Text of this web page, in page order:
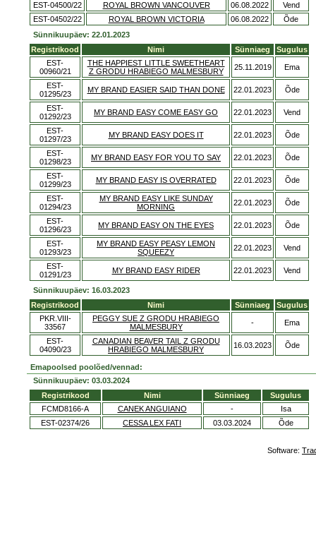
EST-04500/22
ROYAL BROWN VANCOUVER 06.08.2022
Vend
EST-04502/22
ROYAL BROWN VICTORIA 06.08.2022
Õde
Sünnikuupäev: 22.01.2023
Registrikood
Nimi Sünniaeg
Sugulus
EST-
00960/21
THE HAPPIEST LITTLE SWEETHEART
Z GRODU HRABIEGO MALMESBURY
25.11.2019 Ema
EST-
01295/23
MY BRAND EASIER SAID THAN DONE 22.01.2023 Õde
EST-
01292/23
MY BRAND EASY COME EASY GO 22.01.2023 Vend
EST-
01297/23
MY BRAND EASY DOES IT 22.01.2023 Õde
EST-
01298/23
MY BRAND EASY FOR YOU TO SAY 22.01.2023 Õde
EST-
01299/23
MY BRAND EASY IS OVERRATED 22.01.2023 Õde
EST-
01294/23
MY BRAND EASY LIKE SUNDAY
MORNING
22.01.2023 Õde
EST-
01296/23
MY BRAND EASY ON THE EYES 22.01.2023 Õde
EST-
01293/23
MY BRAND EASY PEASY LEMON
SQUEEZY
22.01.2023 Vend
EST-
01291/23
MY BRAND EASY RIDER 22.01.2023 Vend
Sünnikuupäev: 16.03.2023
Registrikood
Nimi Sünniaeg
Sugulus
PKR.VIII-
33567
PEGGY SUE Z GRODU HRABIEGO
MALMESBURY
- Ema
EST-
04090/23
CANADIAN BEAVER TAIL Z GRODU
HRABIEGO MALMESBURY
16.03.2023 Õde
Emapoolsed poolõed/vennad:
Sünnikuupäev: 03.03.2024
Registrikood
Nimi Sünniaeg
Sugulus
FCMD8166-A
CANEK ANGUIANO -
Isa
EST-02374/26
CESSA LEX FATI 03.03.2024 Õde
Software: